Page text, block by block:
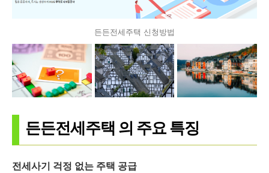
든든전세주택 신청방법
든든전세주택 의 주요 특징
전세사기 걱정 없는 주택 공급